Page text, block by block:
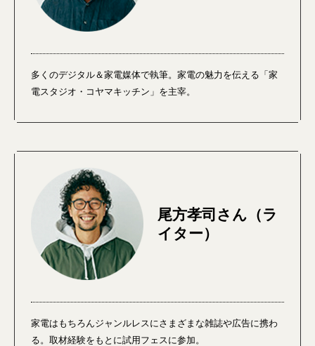
多くのデジタル＆家電媒体で執筆。家電の魅力を伝える「家
電スタジオ・コヤマキッチン」を主宰。
尾方孝司さん（ラ
イター）
家電はもちろんジャンルレスにさまざまな雑誌や広告に携わ
る。取材経験をもとに試用フェスに参加。